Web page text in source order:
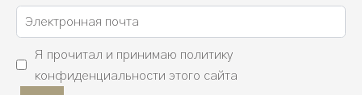
Я прочитал и принимаю политику
конфиденциальности этого сайта